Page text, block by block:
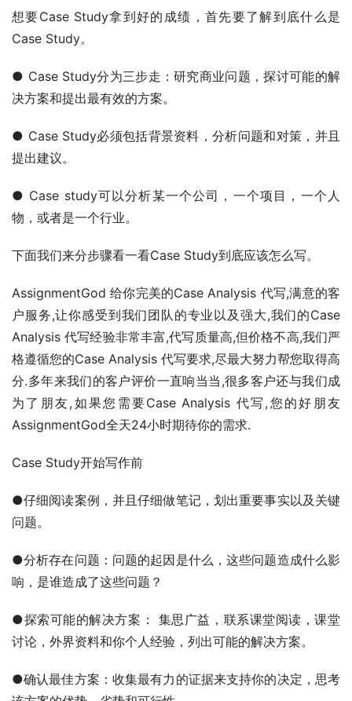
想要Case Study拿到好的成绩，首先要了解到底什么是
Case Study。
● Case Study分为三步走：研究商业问题，探讨可能的解
决方案和提出最有效的方案。
● Case Study必须包括背景资料，分析问题和对策，并且
提出建议。
● Case study可以分析某一个公司，一个项目，一个人
物，或者是一个行业。
下面我们来分步骤看一看Case Study到底应该怎么写。
AssignmentGod 给你完美的Case Analysis 代写,满意的客
户服务,让你感受到我们团队的专业以及强大,我们的Case
Analysis 代写经验非常丰富,代写质量高,但价格不高,我们严
格遵循您的Case Analysis 代写要求,尽最大努力帮您取得高
分.多年来我们的客户评价一直响当当,很多客户还与我们成
为了朋友,如果您需要Case Analysis 代写,您的好朋友
AssignmentGod全天24小时期待你的需求.
Case Study开始写作前
●仔细阅读案例，并且仔细做笔记，划出重要事实以及关键
问题。
●分析存在问题：问题的起因是什么，这些问题造成什么影
响，是谁造成了这些问题？
●探索可能的解决方案： 集思广益，联系课堂阅读，课堂
讨论，外界资料和你个人经验，列出可能的解决方案。
●确认最佳方案：收集最有力的证据来支持你的决定，思考